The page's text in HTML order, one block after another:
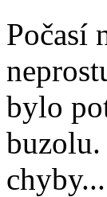
Počasí
bylo
buzolu.
chyby...